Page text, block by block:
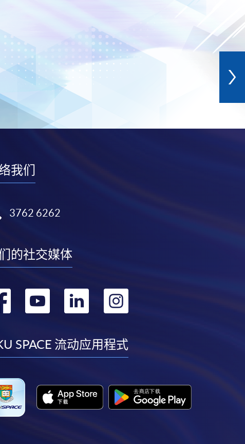
我们
3762 6262
的社交媒体
转
facebook
转
youtube
转
linkedin
转
instagram
SPACE 流动应用程式